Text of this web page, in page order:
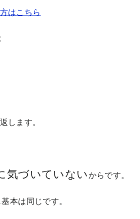
はこちら
します。
気づいていないからです。
本は同じです。